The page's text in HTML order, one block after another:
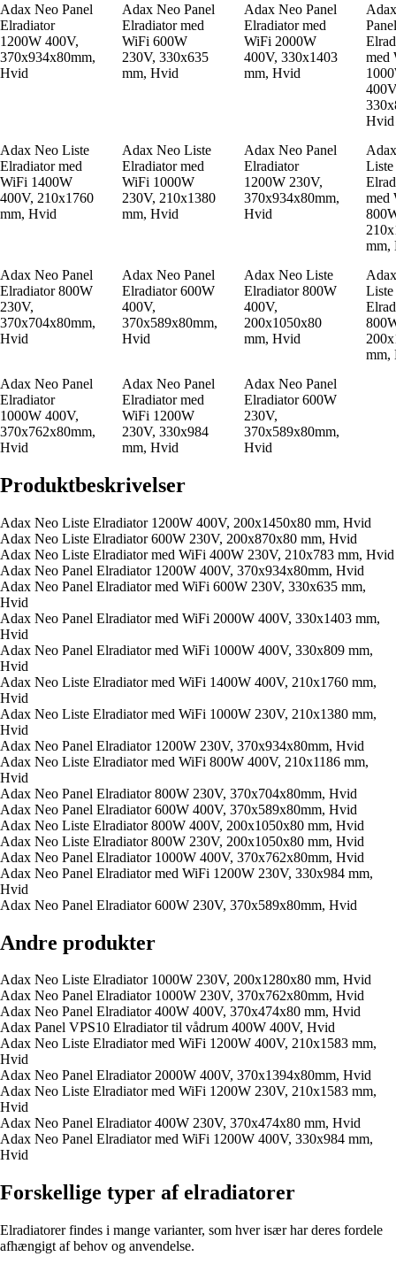
Adax Neo Panel
Elradiator
1200W 400V,
370x934x80mm,
Hvid
Adax Neo Panel
Elradiator med
WiFi 600W
230V, 330x635
mm, Hvid
Adax Neo Panel
Elradiator med
WiFi 2000W
400V, 330x1403
mm, Hvid
Panel
med
Hvid
Adax Neo Liste
Elradiator med
WiFi 1400W
400V, 210x1760
mm, Hvid
Adax Neo Liste
Elradiator med
WiFi 1000W
230V, 210x1380
mm, Hvid
Adax Neo Panel
Elradiator
1200W 230V,
370x934x80mm,
Hvid
Liste
med
mm,
Adax Neo Panel
Elradiator 800W
230V,
370x704x80mm,
Hvid
Adax Neo Panel
Elradiator 600W
400V,
370x589x80mm,
Hvid
Adax Neo Liste
Elradiator 800W
400V,
200x1050x80
mm, Hvid
Liste
mm,
Adax Neo Panel
Elradiator
1000W 400V,
370x762x80mm,
Hvid
Adax Neo Panel
Elradiator med
WiFi 1200W
230V, 330x984
mm, Hvid
Adax Neo Panel
Elradiator 600W
230V,
370x589x80mm,
Hvid
Produktbeskrivelser
Adax Neo Liste Elradiator 1200W 400V, 200x1450x80 mm, Hvid
Adax Neo Liste Elradiator 600W 230V, 200x870x80 mm, Hvid
Adax Neo Liste Elradiator med WiFi 400W 230V, 210x783 mm, Hvid
Adax Neo Panel Elradiator 1200W 400V, 370x934x80mm, Hvid
Adax Neo Panel Elradiator med WiFi 600W 230V, 330x635 mm,
Hvid
Adax Neo Panel Elradiator med WiFi 2000W 400V, 330x1403 mm,
Hvid
Adax Neo Panel Elradiator med WiFi 1000W 400V, 330x809 mm,
Hvid
Adax Neo Liste Elradiator med WiFi 1400W 400V, 210x1760 mm,
Hvid
Adax Neo Liste Elradiator med WiFi 1000W 230V, 210x1380 mm,
Hvid
Adax Neo Panel Elradiator 1200W 230V, 370x934x80mm, Hvid
Adax Neo Liste Elradiator med WiFi 800W 400V, 210x1186 mm,
Hvid
Adax Neo Panel Elradiator 800W 230V, 370x704x80mm, Hvid
Adax Neo Panel Elradiator 600W 400V, 370x589x80mm, Hvid
Adax Neo Liste Elradiator 800W 400V, 200x1050x80 mm, Hvid
Adax Neo Liste Elradiator 800W 230V, 200x1050x80 mm, Hvid
Adax Neo Panel Elradiator 1000W 400V, 370x762x80mm, Hvid
Adax Neo Panel Elradiator med WiFi 1200W 230V, 330x984 mm,
Hvid
Adax Neo Panel Elradiator 600W 230V, 370x589x80mm, Hvid
Andre produkter
Adax Neo Liste Elradiator 1000W 230V, 200x1280x80 mm, Hvid
Adax Neo Panel Elradiator 1000W 230V, 370x762x80mm, Hvid
Adax Neo Panel Elradiator 400W 400V, 370x474x80 mm, Hvid
Adax Panel VPS10 Elradiator til vådrum 400W 400V, Hvid
Adax Neo Liste Elradiator med WiFi 1200W 400V, 210x1583 mm,
Hvid
Adax Neo Panel Elradiator 2000W 400V, 370x1394x80mm, Hvid
Adax Neo Liste Elradiator med WiFi 1200W 230V, 210x1583 mm,
Hvid
Adax Neo Panel Elradiator 400W 230V, 370x474x80 mm, Hvid
Adax Neo Panel Elradiator med WiFi 1200W 400V, 330x984 mm,
Hvid
Forskellige typer af elradiatorer
Elradiatorer findes i mange varianter, som hver især har deres fordele
afhængigt af behov og anvendelse.